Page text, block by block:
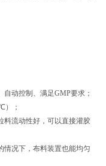
自动控制、满足GMP要求；
）；
料流动性好，可以直接灌胶
情况下，布料装置也能均匀